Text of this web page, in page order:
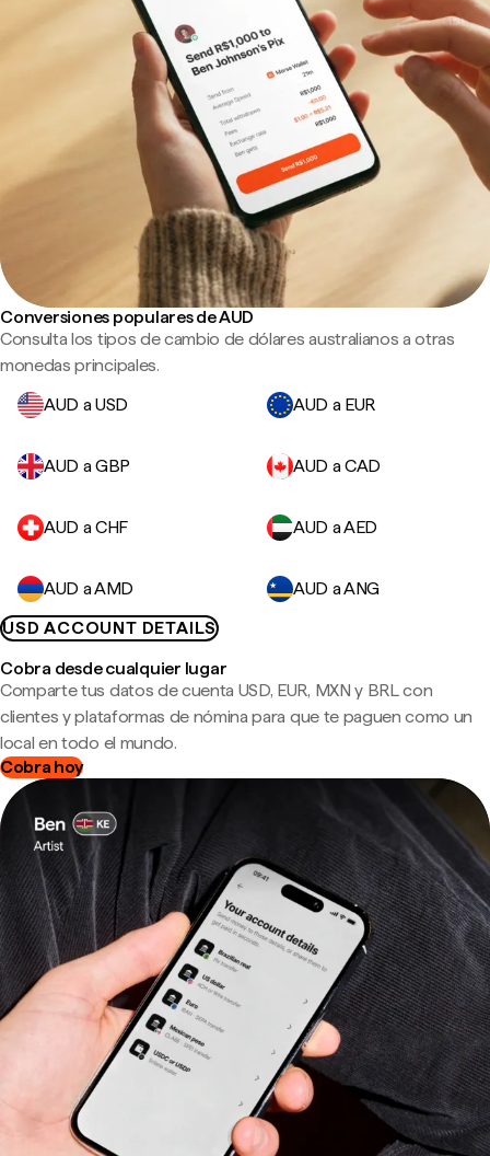
Conversiones populares de AUD
Consulta los tipos de cambio de dólares australianos a otras
monedas principales.
AUD a USD
AUD a EUR
AUD a GBP AUD a CAD
AUD a CHF AUD a AED
AUD a AMD
AUD a ANG
USD ACCOUNT DETAILS
Cobra desde cualquier lugar
Comparte tus datos de cuenta USD, EUR, MXN y BRL con
clientes y plataformas de nómina para que te paguen como un
local en todo el mundo.
Cobra hoy